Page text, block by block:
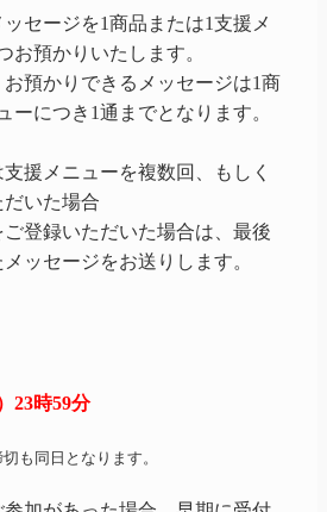
セージを1商品または1支援メ
お預かりいたします。
預かりできるメッセージは1商
ーにつき1通までとなります。
支援メニューを複数回、もしく
いた場合
登録いただいた場合は、最後
ッセージをお送りします。
23時59分
も同日となります。